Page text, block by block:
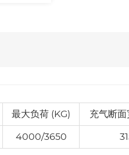
最大负荷 (KG) 充气断
4000/3650